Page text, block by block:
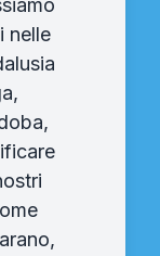
nelle